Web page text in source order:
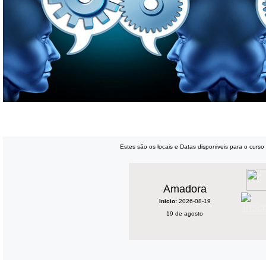
Estes são os locais e Datas disponiveis para o
Amadora
Inicio: 2026-08-19
19 de agosto